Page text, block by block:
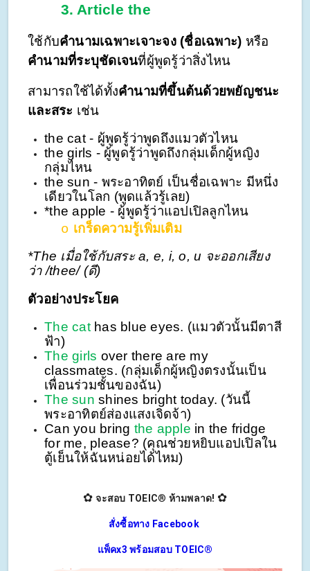
3. Article the
ใช้กับคำนามเฉพาะเจาะจง (ชื่อเฉพาะ) หรือ
คำนามที่ระบุชัดเจนที่ผู้พูดรู้ว่าสิ่งไหน
สามารถใช้ได้ทั้งคำนามที่ขึ้นต้นด้วยพยัญชนะ
และสระ เช่น
the cat - ผู้พูดรู้ว่าพูดถึงแมวตัวไหน
the girls - ผู้พูดรู้ว่าพูดถึงกลุ่มเด็กผู้หญิง
กลุ่มไหน
the sun - พระอาทิตย์ เป็นชื่อเฉพาะ มีหนึ่ง
เดียวในโลก (พูดแล้วรู้เลย)
*the apple - ผู้พูดรู้ว่าแอปเปิลลูกไหน
o เกร็ดความรู้เพิ่มเติม
*The เมื่อใช้กับสระ a, e, i, o, u จะออกเสียง
ว่า /thee/ (ดี)
ตัวอย่างประโยค
The cat has blue eyes. (แมวตัวนั้นมีตาสี
ฟ้า)
The girls over there are my
classmates. (กลุ่มเด็กผู้หญิงตรงนั้นเป็น
เพื่อนร่วมชั้นของฉัน)
The sun shines bright today. (วันนี้
พระอาทิตย์ส่องแสงเจิดจ้า)
Can you bring the apple in the fridge
for me, please? (คุณช่วยหยิบแอปเปิลใน
ตู้เย็นให้ฉันหน่อยได้ไหม)
✿จะสอบ TOEIC® ห้ามพลาด! ✿
สั่งซื้อทาง Facebook
แพ็คx3 พร้อมสอบ TOEIC®